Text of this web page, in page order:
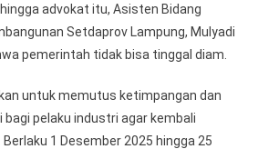
advokat itu, Asisten Bidang
Setdaprov Lampung, Mulyadi
pemerintah tidak bisa tinggal diam.
untuk memutus ketimpangan dan
pelaku industri agar kembali
1 Desember 2025 hingga 25